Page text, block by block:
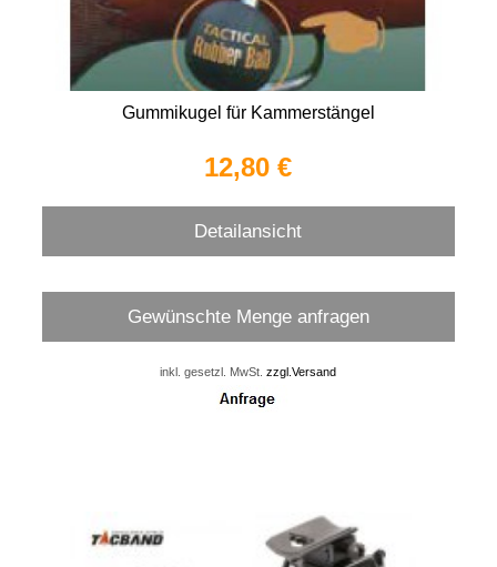
Gummikugel für Kammerstängel
12,80 €
Detailansicht
Gewünschte Menge anfragen
inkl. gesetzl. MwSt.zzgl.Versand